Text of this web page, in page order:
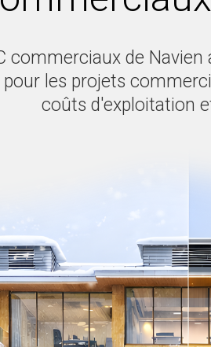
commerciaux de
les projets
coûts d'exploitation